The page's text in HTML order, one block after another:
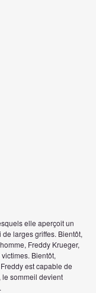
elle aperçoit un
larges griffes. Bientôt,
Freddy Krueger,
Bientôt,
est capable de
le sommeil devient